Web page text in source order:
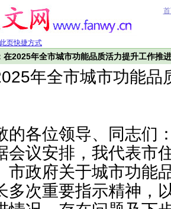
页快捷方式
在2025年全市城市功能品质活力提升工作推
年全市城市功能品
的各位领导、同志们
会议安排，我代表市
市政府关于城市功能
多次重要指示精神，